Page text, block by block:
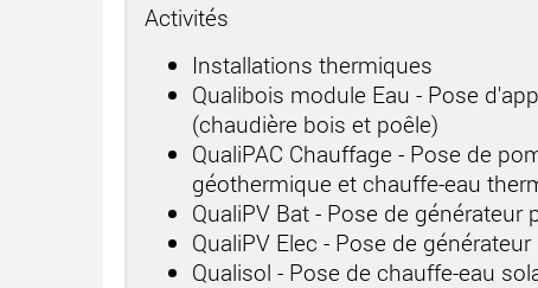
Activités
Installations thermiques
Qualibois module Eau - Pose
(chaudière bois et poêle)
QualiPAC Chauffage - Pose de
géothermique et chauffe-eau
QualiPV Bat - Pose de
QualiPV Elec - Pose de
Qualisol - Pose de chauffe-eau